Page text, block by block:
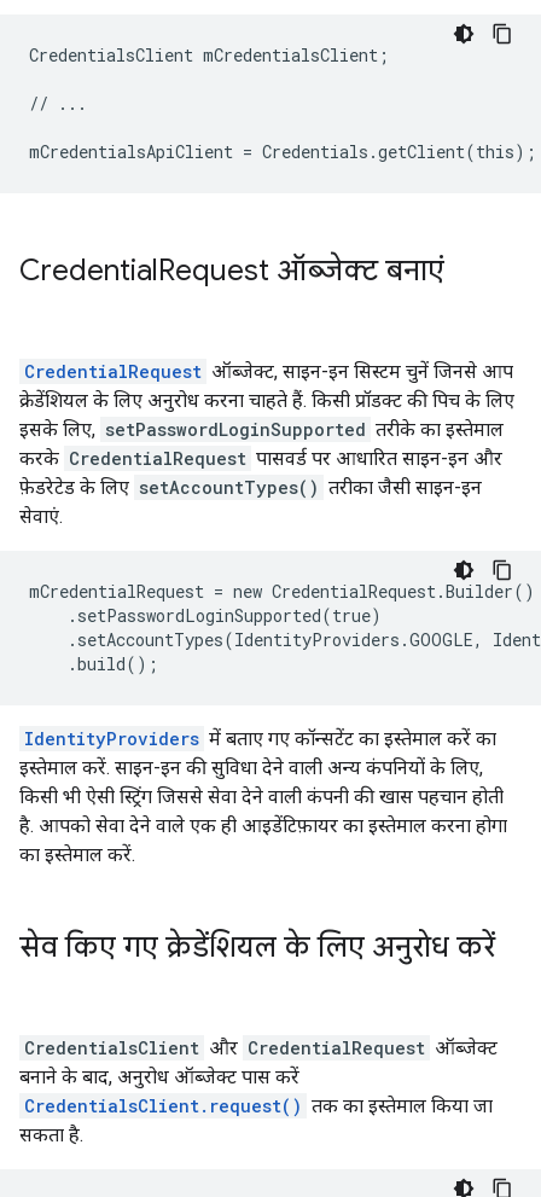
CredentialsClient mCredentialsClient;
// ...
CredentialRequest ऑब्जेक्ट बनाएं
CredentialRequest ऑब्जेक्ट, साइन-इन सिस्टम चुनें जिनसे आप
क्रेडेंशियल के लिए अनुरोध करना चाहते हैं. किसी प्रॉडक्ट की पिच के लिए
इसके लिए, setPasswordLoginSupported तरीके का इस्तेमाल
करके CredentialRequest पासवर्ड पर आधारित साइन-इन और
फ़ेडरेटेड के लिए setAccountTypes() तरीका जैसी साइन-इन
सेवाएं.
mCredentialRequest = new CredentialRequest.Builder()
    .setPasswordLoginSupported(true)
.setAccountTypes(IdentityProviders.GOOGLE,
IdentityProviders में बताए गए कॉन्सटेंट का इस्तेमाल करें का
इस्तेमाल करें. साइन-इन की सुविधा देने वाली अन्य कंपनियों के लिए,
किसी भी ऐसी स्ट्रिंग जिससे सेवा देने वाली कंपनी की खास पहचान होती
है. आपको सेवा देने वाले एक ही आइडेंटिफ़ायर का इस्तेमाल करना होगा
का इस्तेमाल करें.
सेव किए गए क्रेडेंशियल के लिए अनुरोध करें
CredentialsClient और CredentialRequest ऑब्जेक्ट
बनाने के बाद, अनुरोध ऑब्जेक्ट पास करें
CredentialsClient.request() तक का इस्तेमाल किया जा
सकता है.